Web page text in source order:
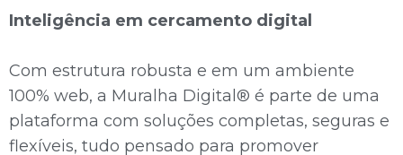
Inteligência em cercamento digital
Com estrutura robusta e em um ambiente
100% web, a Muralha Digital® é parte de uma
plataforma com soluções completas, seguras e
flexíveis, tudo pensado para promover